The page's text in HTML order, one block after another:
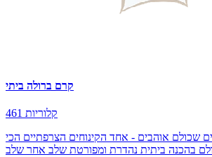
קרם ברולה ביתי
461 קלוריות
שכולם אוהבים - אחד הקינוחים הצרפתיים הכי
בהכנה ביתית נהדרת ומפורטת שלב אחר שלב